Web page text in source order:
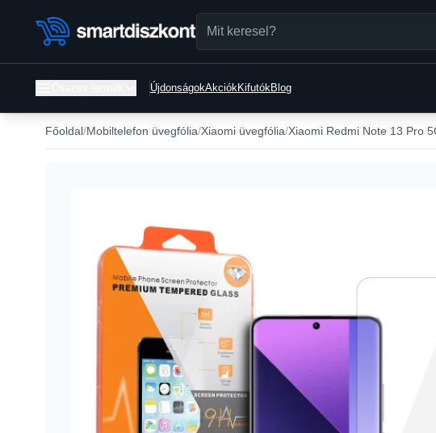
ÚjdonságokAkciókKifutókBlog
Főoldal Mobiltelefon üvegfólia Xiaomi üvegfólia Xiaomi Redmi Note 13 Pro